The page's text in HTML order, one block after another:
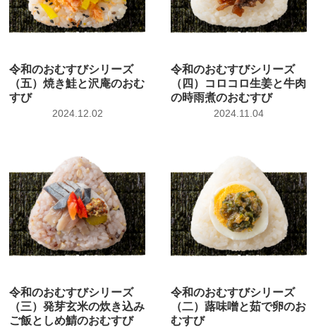
令和のおむすびシリーズ
（五）焼き鮭と沢庵のおむ
すび
2024.12.02
令和のおむすびシリーズ
（四）コロコロ生姜と牛肉
の時雨煮のおむすび
2024.11.04
令和のおむすびシリーズ
（三）発芽玄米の炊き込み
ご飯としめ鯖のおむすび
令和のおむすびシリーズ
（二）蕗味噌と茹で卵のお
むすび